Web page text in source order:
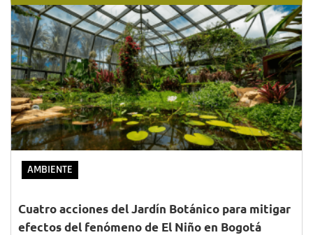
AMBIENTE
Cuatro acciones del Jardín Botánico para mitigar
efectos del fenómeno de El Niño en Bogotá